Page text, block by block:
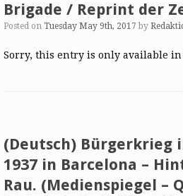
Brigade / Reprint der
Posted on Tuesday May 9th, 2017 by
Sorry, this entry is only available in
(Deutsch) Bürgerkrieg
1937 in Barcelona –
Rau. (Medienspiegel –